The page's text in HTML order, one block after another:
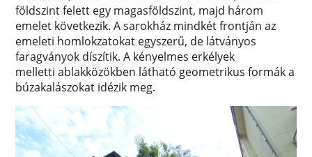
földszint felett egy magasföldszint, majd három
emelet következik. A sarokház mindkét frontján az
emeleti homlokzatokat egyszerű, de látványos
faragványok díszítik. A kényelmes erkélyek
melletti ablakközökben látható geometrikus formák a
búzakalászokat idézik meg.